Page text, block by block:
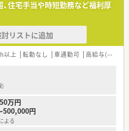
て機能しています。
のためのサポート役として地域ととも
としています。
在籍しており、特に薬局長は20代女性
を目的とした全薬剤師対象の教育研修が
います。
な商品の取り扱いがあり、お客様の「健
が実現できます。
います】
ッフを対象に毎月1回程度、タイムリーな
住宅手当や時短勤務など福利厚
リストに追加
以上 転勤なし 車通勤可 高給与(600万円以上)
)
万円
500,000円
よる